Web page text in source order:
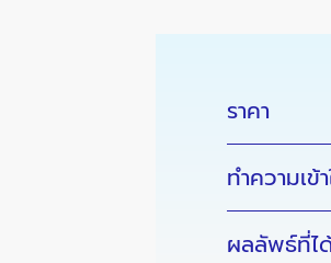
ราคา
ทำความเ
ผลลัพธ์ที่ไ